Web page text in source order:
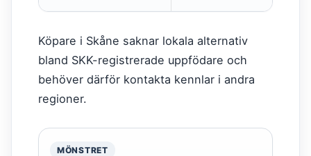
Köpare i Skåne saknar lokala alternativ
bland SKK-registrerade uppfödare och
behöver därför kontakta kennlar i andra
regioner.
MÖNSTRET